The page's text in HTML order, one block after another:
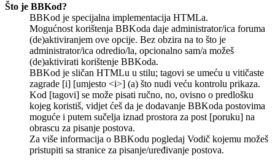
Što je BBKod?
BBKod je specijalna implementacija HTMLa.
Mogućnost korištenja BBKoda daje administrator/ica foruma
(de)aktiviranjem ove opcije. Bez obzira na to što je
administrator/ica odredio/la, opcionalno sam/a možeš
(de)aktivirati korištenje BBKoda.
BBKod je sličan HTMLu u stilu; tagovi se umeću u vitičaste
zagrade [i] [umjesto <i>] (a) što nudi veću kontrolu prikaza.
Kod [tagovi] se može pisati ručno, no, ovisno o predlošku
kojeg koristiš, vidjet ćeš da je dodavanje BBKoda postovima
moguće i putem sučelja iznad prostora za post [poruku] na
obrascu za pisanje postova.
Za više informacija o BBKodu pogledaj Vodič kojemu možeš
pristupiti sa stranice za pisanje/uređivanje postova.